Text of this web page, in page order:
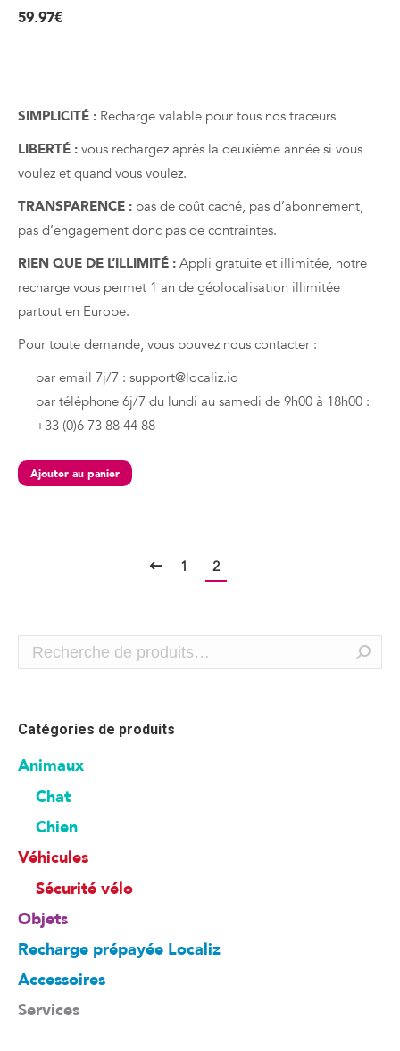
59.97€
SIMPLICITÉ : Recharge valable pour tous nos traceurs
LIBERTÉ : vous rechargez après la deuxième année si vous
voulez et quand vous voulez.
TRANSPARENCE : pas de coût caché, pas d’abonnement,
pas d’engagement donc pas de contraintes.
RIEN QUE DE L’ILLIMITÉ : Appli gratuite et illimitée, notre
recharge vous permet 1 an de géolocalisation illimitée
partout en Europe.
Pour toute demande, vous pouvez nous contacter :
par email 7j/7 : support@localiz.io
par téléphone 6j/7 du lundi au samedi de 9h00 à 18h00 :
+33 (0)6 73 88 44 88
Ajouter au panier
1 2
Catégories de produits
Animaux
Chat
Chien
Véhicules
Sécurité vélo
Objets
Recharge prépayée Localiz
Accessoires
Services